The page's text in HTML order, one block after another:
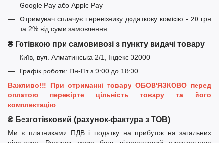
Google Pay або Apple Pay
Отримувач сплачує перевізнику додаткову комісію - 20 грн
та 2% від суми замовлення.
₴ Готівкою при самовивозі з пункту видачі товару
Київ, вул. Алматинська 2/1, Індекс 02000
Графік роботи: Пн-Пт з 9:00 до 18:00
Важливо!!! При отриманні товару ОБОВ'ЯЗКОВО перед
оплатою перевірте цільність товару та його
комплектацію
₴ Безготівковий (рахунок-фактура з ТОВ)
Ми є платниками ПДВ і податку на прибуток на загальних